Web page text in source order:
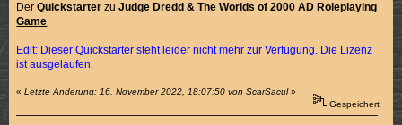
DerQuickstarter zuJudge Dredd & The Worlds of 2000 AD Roleplaying
Game
Edit: Dieser Quickstarter steht leider nicht mehr zur Verfügung. Die Lizenz
ist ausgelaufen.
«Letzte Änderung: 16. November 2022, 18:07:50 von ScarSacul»
Gespeichert